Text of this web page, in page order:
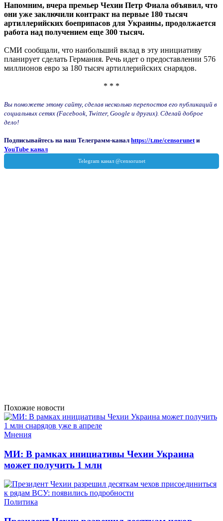
Напомним, вчера премьер Чехии Петр Фиала объявил, что
они уже заключили контракт на первые 180 тысяч
артиллерийских боеприпасов для Украины, продолжается
работа над получением еще 300 тысяч.
СМИ сообщали, что наибольший вклад в эту инициативу
планирует сделать Германия. Речь идет о предоставлении 576
миллионов евро за 180 тысяч артиллерийских снарядов.
* * *
Вы поможете этому сайту, сделав несколько перепостов его публикаций в
социальных сетях (Facebook, Twitter, Google и других). Сделай доброе
дело!
Подписывайтесь на наш Телеграмм-канал https://t.me/censorunet и
YouTube канал
Похожие новости
Мнения
МИ: В рамках инициативы Чехии Украина
может получить 1 млн
Политика